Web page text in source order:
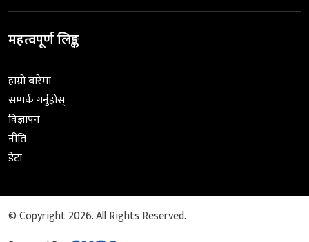
महत्वपूर्ण लिङ्क
हाम्रो बारेमा
सम्पर्क गर्नुहोस्
विज्ञापन
नीति
डेटा
© Copyright 2026. All Rights Reserved.